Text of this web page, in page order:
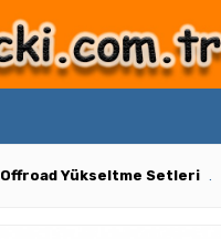
Offroad Yükseltme Setleri